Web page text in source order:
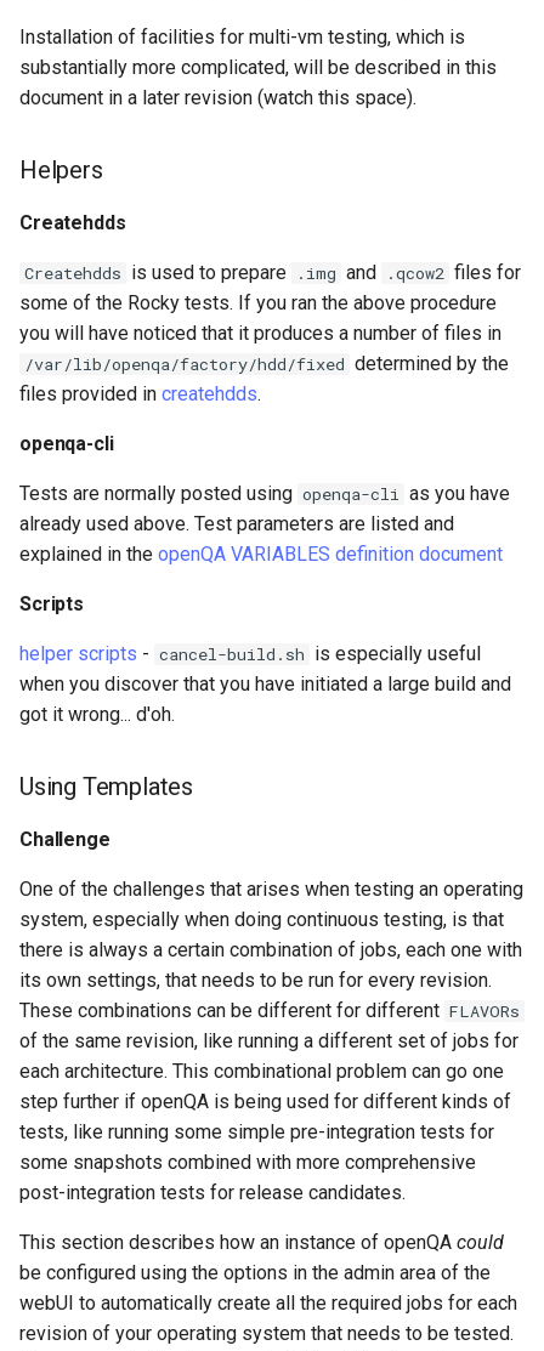
Installation of facilities for multi-vm testing, which is
substantially more complicated, will be described in this
document in a later revision (watch this space).
Helpers
Createhdds
Createhdds is used to prepare .img and .qcow2 files for
some of the Rocky tests. If you ran the above procedure
you will have noticed that it produces a number of files in
/var/lib/openqa/factory/hdd/fixed determined by the
files provided in createhdds.
openqa-cli
Tests are normally posted using openqa-cli as you have
already used above. Test parameters are listed and
explained in the openQA VARIABLES definition document
Scripts
helper scripts - cancel-build.sh is especially useful
when you discover that you have initiated a large build and
got it wrong... d'oh.
Using Templates
Challenge
One of the challenges that arises when testing an operating
system, especially when doing continuous testing, is that
there is always a certain combination of jobs, each one with
its own settings, that needs to be run for every revision.
These combinations can be different for different FLAVORs
of the same revision, like running a different set of jobs for
each architecture. This combinational problem can go one
step further if openQA is being used for different kinds of
tests, like running some simple pre-integration tests for
some snapshots combined with more comprehensive
post-integration tests for release candidates.
This section describes how an instance of openQA could
be configured using the options in the admin area of the
webUI to automatically create all the required jobs for each
revision of your operating system that needs to be tested.